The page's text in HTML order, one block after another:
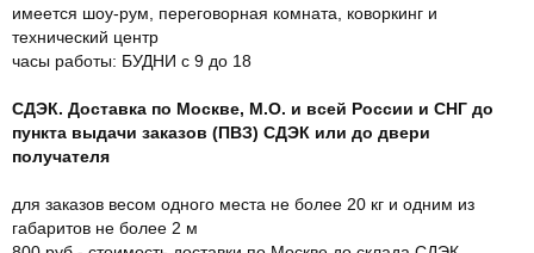
имеется шоу-рум, переговорная комната, коворкинг и
технический центр
часы работы: БУДНИ с 9 до 18
СДЭК. Доставка по Москве, М.О. и всей России и СНГ до
пункта выдачи заказов (ПВЗ) СДЭК или до двери
получателя
для заказов весом одного места не более 20 кг и одним из
габаритов не более 2 м